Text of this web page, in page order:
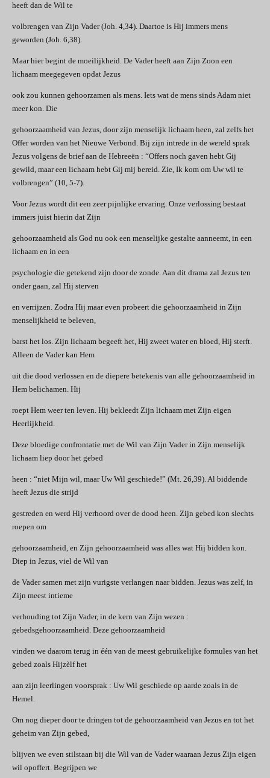
heeft dan de Wil te
volbrengen van Zijn Vader (Joh. 4,34). Daartoe is Hij immers mens
geworden (Joh. 6,38).
Maar hier begint de moeilijkheid. De Vader heeft aan Zijn Zoon een
lichaam meegegeven opdat Jezus
ook zou kunnen gehoorzamen als mens. Iets wat de mens sinds Adam niet
meer kon. Die
gehoorzaamheid van Jezus, door zijn menselijk lichaam heen, zal zelfs het
Offer worden van het Nieuwe Verbond. Bij zijn intrede in de wereld sprak
Jezus volgens de brief aan de Hebreeën : “Offers noch gaven hebt Gij
gewild, maar een lichaam hebt Gij mij bereid. Zie, Ik kom om Uw wil te
volbrengen” (10, 5-7).
Voor Jezus wordt dit een zeer pijnlijke ervaring. Onze verlossing bestaat
immers juist hierin dat Zijn
gehoorzaamheid als God nu ook een menselijke gestalte aanneemt, in een
lichaam en in een
psychologie die getekend zijn door de zonde. Aan dit drama zal Jezus ten
onder gaan, zal Hij sterven
en verrijzen. Zodra Hij maar even probeert die gehoorzaamheid in Zijn
menselijkheid te beleven,
barst het los. Zijn lichaam begeeft het, Hij zweet water en bloed, Hij sterft.
Alleen de Vader kan Hem
uit die dood verlossen en de diepere betekenis van alle gehoorzaamheid in
Hem belichamen. Hij
roept Hem weer ten leven. Hij bekleedt Zijn lichaam met Zijn eigen
Heerlijkheid.
Deze bloedige confrontatie met de Wil van Zijn Vader in Zijn menselijk
lichaam liep door het gebed
heen : “niet Mijn wil, maar Uw Wil geschiede!” (Mt. 26,39). Al biddende
heeft Jezus die strijd
gestreden en werd Hij verhoord over de dood heen. Zijn gebed kon slechts
roepen om
gehoorzaamheid, en Zijn gehoorzaamheid was alles wat Hij bidden kon.
Diep in Jezus, viel de Wil van
de Vader samen met zijn vurigste verlangen naar bidden. Jezus was zelf, in
Zijn meest intieme
verhouding tot Zijn Vader, in de kern van Zijn wezen :
gebedsgehoorzaamheid. Deze gehoorzaamheid
vinden we daarom terug in één van de meest gebruikelijke formules van het
gebed zoals Hijzèlf het
aan zijn leerlingen voorsprak : Uw Wil geschiede op aarde zoals in de
Hemel.
Om nog dieper door te dringen tot de gehoorzaamheid van Jezus en tot het
geheim van Zijn gebed,
blijven we even stilstaan bij die Wil van de Vader waaraan Jezus Zijn eigen
wil opoffert. Begrijpen we